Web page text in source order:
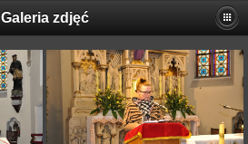
Galeria zdjęć